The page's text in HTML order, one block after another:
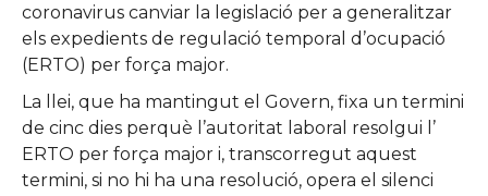
coronavirus canviar la legislació per a generalitzar
els expedients de regulació temporal d’ocupació
(ERTO) per força major.
La llei, que ha mantingut el Govern, fixa un termini
de cinc dies perquè l’autoritat laboral resolgui l’
ERTO per força major i, transcorregut aquest
termini, si no hi ha una resolució, opera el silenci